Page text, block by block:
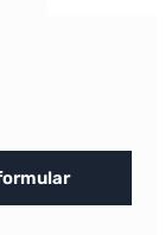
den